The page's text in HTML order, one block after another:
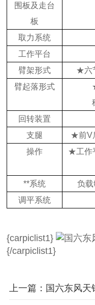
围板及走台
板
取力系统
工作平台
臂架形式
★六
臂起落形式
回转装置
支腿
★前V
操作
★工作
**系统
负
调平系统
{carpiclist1}
{/carpiclist1}
上一篇：国六东风